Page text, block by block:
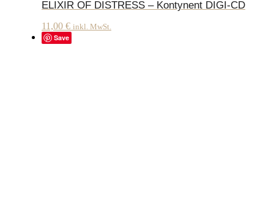
ELIXIR OF DISTRESS – Kontynent DIGI-CD
11,00 € inkl. MwSt.
Save